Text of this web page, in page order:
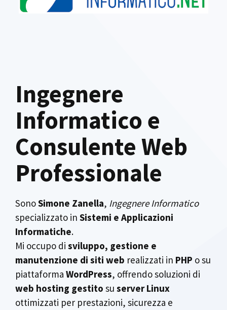
Ingegnere
Informatico e
Consulente Web
Professionale
SonoSimone Zanella, Ingegnere Informatico
specializzato in Sistemi e Applicazioni
Informatiche.
Mi occupo di sviluppo, gestione e
manutenzione di siti web realizzati in PHP o su
piattaforma WordPress, offrendo soluzioni di
web hosting gestito su server Linux
ottimizzati per prestazioni, sicurezza e